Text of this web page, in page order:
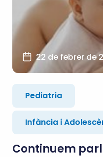
22 de febrer de
Pediatria
Infància i
Continuem